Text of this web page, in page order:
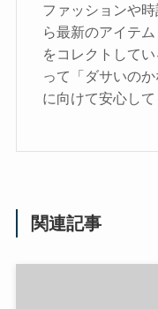
ファッションや
ら最新のアイテ
をコレクトして
って「ダサいの
に向けて安心し
関連記事